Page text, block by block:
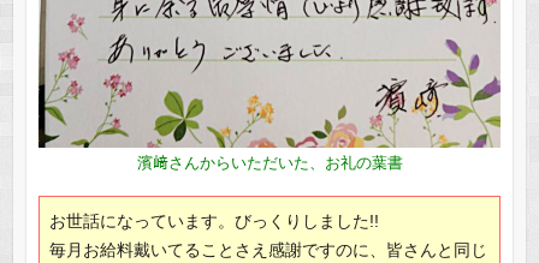
濱﨑さんからいただいた、お礼の葉書
お世話になっています。びっくりしました!!
毎月お給料戴いてることさえ感謝ですのに、皆さんと同じ